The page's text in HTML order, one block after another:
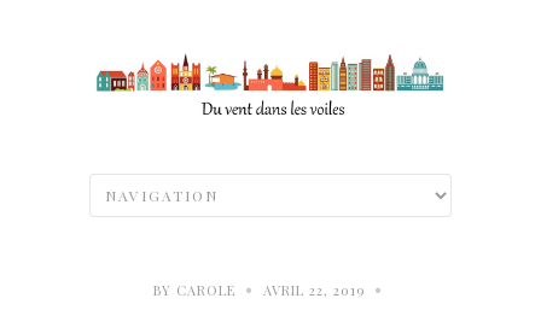
BY CAROLE • AVRIL 22, 2019 •